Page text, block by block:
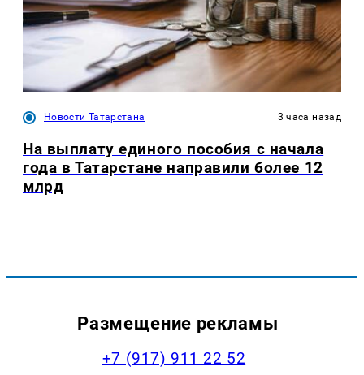
Новости Татарстана 3 часа назад
На выплату единого пособия с начала
года в Татарстане направили более 12
млрд
Размещение рекламы
+7 (917) 911 22 52